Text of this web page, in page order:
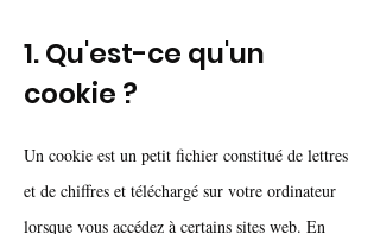
1. Qu'est-ce qu'un
cookie ?
Un cookie est un petit fichier constitué de lettres
et de chiffres et téléchargé sur votre ordinateur
lorsque vous accédez à certains sites web. En